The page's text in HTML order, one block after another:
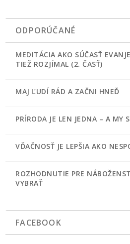
ODPORÚČANÉ
MEDITÁCIA AKO SÚČASŤ
TIEŽ ROZJÍMAL (2. ČASŤ)
MAJ ĽUDÍ RÁD A ZAČNI HNEĎ
PRÍRODA JE LEN JEDNA – A MY
VĎAČNOSŤ JE LEPŠIA AKO
ROZHODNUTIE PRE
VYBRAŤ
FACEBOOK